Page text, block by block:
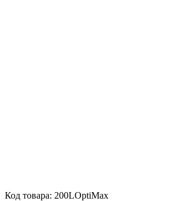
Код товара: 200LOptiMax